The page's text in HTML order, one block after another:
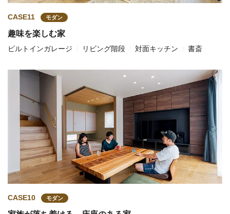
CASE11 モダン
趣味を楽しむ家
ビルトインガレージ リビング階段 対面キッチン 書斎
CASE10 モダン